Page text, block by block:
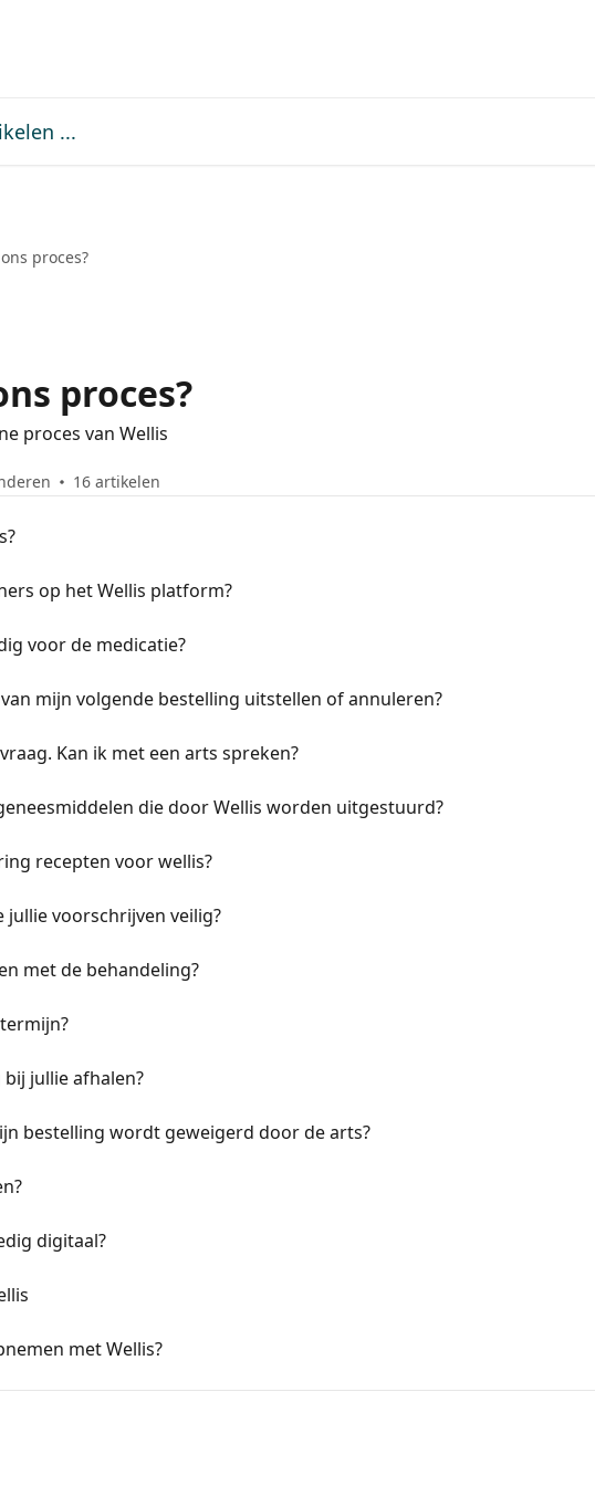
proces?
proces?
proces van Wellis
16 artikelen
op het Wellis platform?
voor de medicatie?
mijn volgende bestelling uitstellen of annuleren?
Kan ik met een arts spreken?
die door Wellis worden uitgestuurd?
recepten voor wellis?
jullie voorschrijven veilig?
met de behandeling?
jullie afhalen?
bestelling wordt geweigerd door de arts?
digitaal?
met Wellis?